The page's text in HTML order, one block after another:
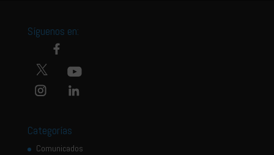
Síguenos en:
Categorías
Comunicados